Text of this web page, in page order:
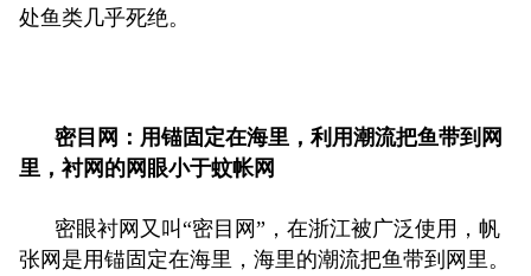
处鱼类几乎死绝。
密目网：用锚固定在海里，利用潮流把鱼带到网
里，衬网的网眼小于蚊帐网
密眼衬网又叫“密目网”，在浙江被广泛使用，帆
张网是用锚固定在海里，海里的潮流把鱼带到网里。